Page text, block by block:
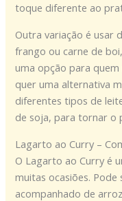
toque diferente ao
Outra variação é usar
frango ou carne de
uma opção para
quer uma alternativa
diferentes tipos de
de soja, para tornar o
Lagarto ao Curry –
O Lagarto ao Curry é
muitas ocasiões.
acompanhado de